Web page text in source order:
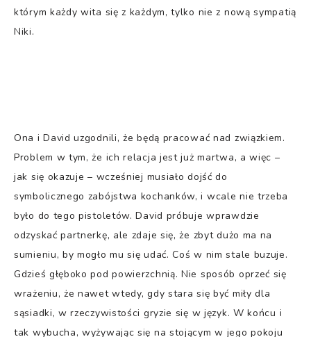
którym każdy wita się z każdym, tylko nie z nową sympatią
Niki.
Ona i David uzgodnili, że będą pracować nad związkiem.
Problem w tym, że ich relacja jest już martwa, a więc –
jak się okazuje – wcześniej musiało dojść do
symbolicznego zabójstwa kochanków, i wcale nie trzeba
było do tego pistoletów. David próbuje wprawdzie
odzyskać partnerkę, ale zdaje się, że zbyt dużo ma na
sumieniu, by mogło mu się udać. Coś w nim stale buzuje.
Gdzieś głęboko pod powierzchnią. Nie sposób oprzeć się
wrażeniu, że nawet wtedy, gdy stara się być miły dla
sąsiadki, w rzeczywistości gryzie się w język. W końcu i
tak wybucha, wyżywając się na stojącym w jego pokoju